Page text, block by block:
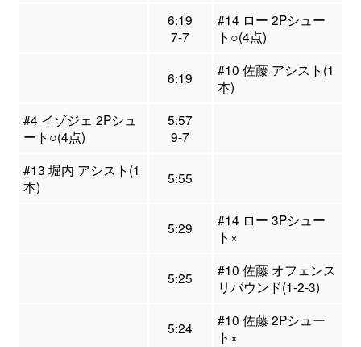
6:19
7-7
#14 ロー 2Pシュー
ト○(4点)
6:19
#10 佐藤 アシスト(1
本)
#4 イゾジェ 2Pシュ
ート○(4点)
5:57
9-7
#13 堀内 アシスト(1
本)
5:55
5:29
#14 ロー 3Pシュー
ト×
5:25
#10 佐藤 オフェンス
リバウンド(1-2-3)
5:24
#10 佐藤 2Pシュー
ト×